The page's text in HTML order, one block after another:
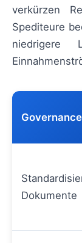
verkürzen
Spediteure
niedrigere
Dokumente